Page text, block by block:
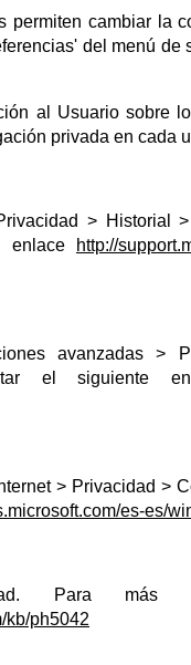
permiten cambiar la
del menú
al Usuario sobre
privada en cada
> Historial
enlace
http://
avanzadas >
el siguiente
> Privacidad >
es-es/
Para más
kb/ph5042